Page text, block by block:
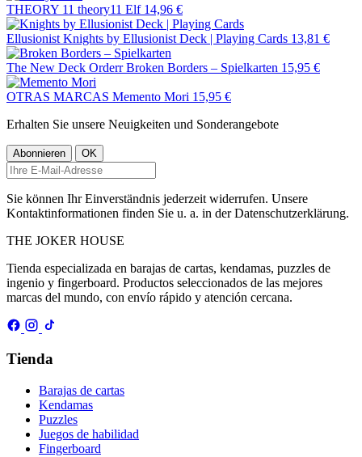
THEORY 11 theory11 Elf 14,96 €
Ellusionist Knights by Ellusionist Deck | Playing Cards 13,81 €
The New Deck Orderr Broken Borders – Spielkarten 15,95 €
OTRAS MARCAS Memento Mori 15,95 €
Erhalten Sie unsere Neuigkeiten und Sonderangebote
Sie können Ihr Einverständnis jederzeit widerrufen. Unsere
Kontaktinformationen finden Sie u. a. in der Datenschutzerklärung.
THE JOKER HOUSE
Tienda especializada en barajas de cartas, kendamas, puzzles de
ingenio y fingerboard. Productos seleccionados de las mejores
marcas del mundo, con envío rápido y atención cercana.
Tienda
Barajas de cartas
Kendamas
Puzzles
Juegos de habilidad
Fingerboard